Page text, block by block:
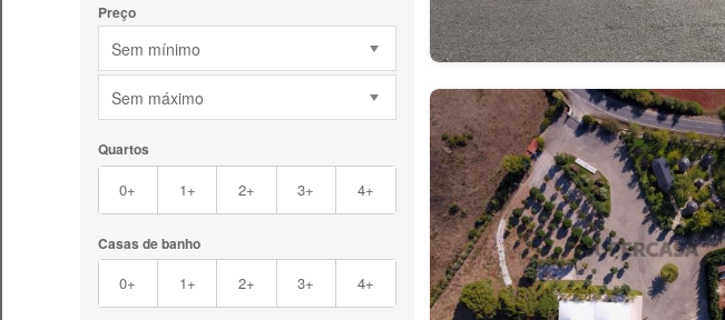
Preço
Sem mínimo
Sem máximo
Quartos
0+ 1+ 2+ 3+ 4+
Casas de banho
0+ 1+ 2+ 3+ 4+